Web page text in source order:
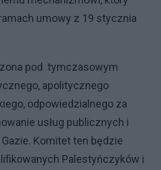
umowy z 19 stycznia
pod tymczasowym
apolitycznego
odpowiedzialnego za
usług publicznych i
Komitet ten będzie
Palestyńczyków i